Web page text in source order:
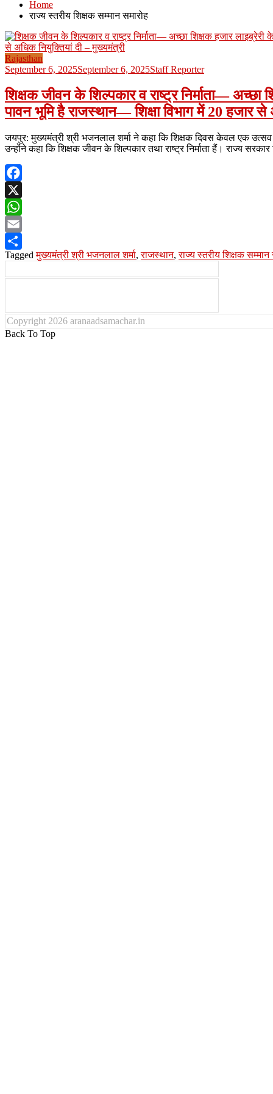
Home
राज्य स्तरीय शिक्षक सम्मान समारोह
Rajasthan
September 6, 2025September 6, 2025Staff Reporter
शिक्षक जीवन के शिल्पकार व राष्ट्र निर्माता—
पावन भूमि है राजस्थान— शिक्षा विभाग में 20 हजार
जयपुर: मुख्यमंत्री श्री भजनलाल शर्मा ने कहा कि शिक्षक दिवस केवल एक
उन्होंने कहा कि शिक्षक जीवन के शिल्पकार तथा राष्ट्र निर्माता हैं। राज्य
Facebook
X
WhatsApp
Email
Share
Taggedमुख्यमंत्री श्री भजनलाल शर्मा,राजस्थान,राज्य स्तरीय शिक्षक सम्मान
Copyright 2026 aranaadsamachar.in
Back To Top